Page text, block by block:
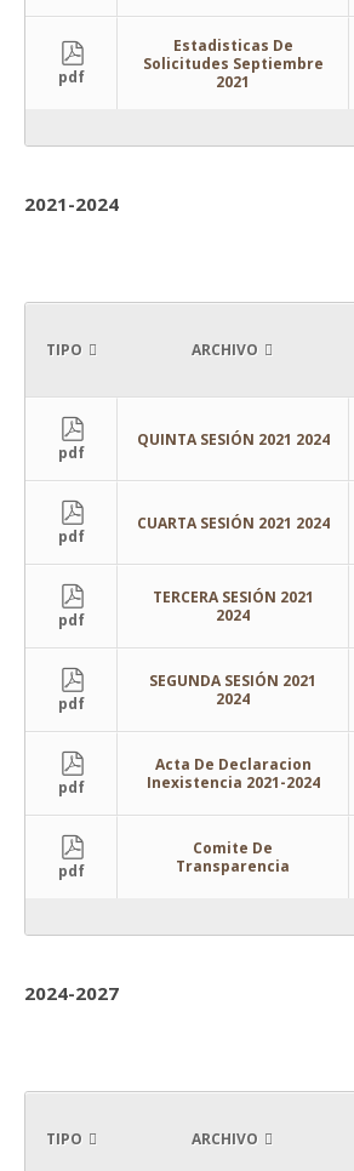
pdf
Estadisticas De
Solicitudes Septiembre
2021
2021-2024
TIPO ARCHIVO
pdf
QUINTA SESIÓN 2021 2024
pdf
CUARTA SESIÓN 2021 2024
pdf
TERCERA SESIÓN 2021
2024
pdf
SEGUNDA SESIÓN 2021
2024
pdf
Acta De Declaracion
Inexistencia 2021-2024
pdf
Comite De
Transparencia
2024-2027
TIPO ARCHIVO